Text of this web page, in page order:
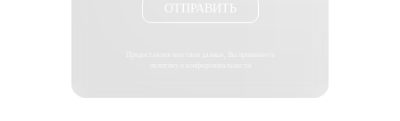
ОТПРАВИТЬ